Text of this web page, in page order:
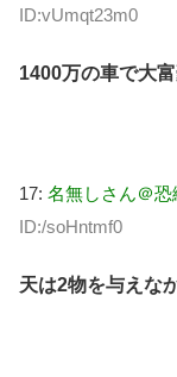
ID:vUmqt23m0
1400万の車で大
17: 名無しさん＠恐
ID:/soHntmf0
天は2物を与えな